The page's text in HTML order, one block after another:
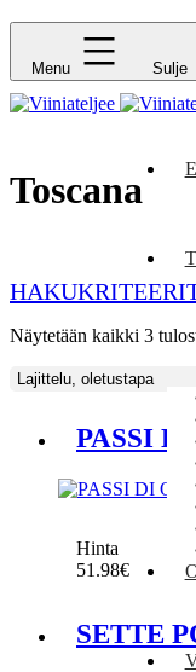
Menu Sulje
Toscana
Näytetään kaikki 3
PASSI
Hinta
51.98€
SETTE